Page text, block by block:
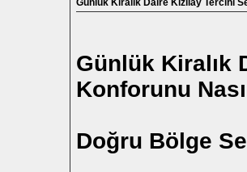
Günlük Kiralık Daire Kızılay Tercihi
Günlük Kiralık
Konforunu
Doğru Bölge